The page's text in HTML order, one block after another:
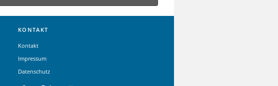
KONTAKT
Kontakt
Impressum
Datenschutz